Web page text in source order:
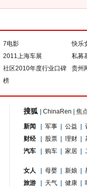
7电影
快乐
2011上海车展
私募
社区2010年度行业口碑
榜
贵州
搜狐 ChinaRen 焦
新闻 军事 公益
财经
股票 理财
汽车
购车 家居
女人 母婴 新娘
旅游
天气 健康